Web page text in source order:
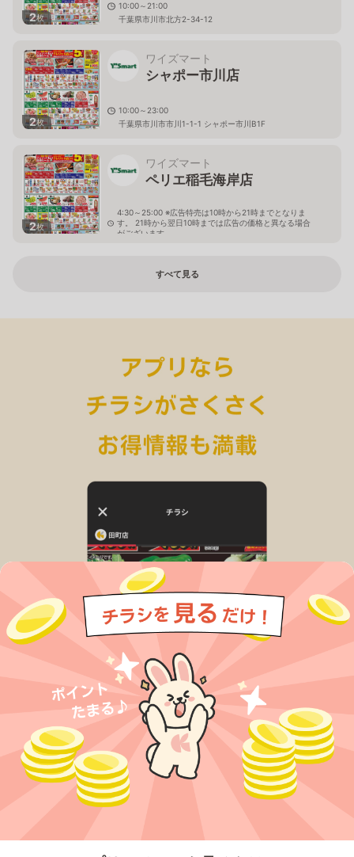
2枚
10:00～21:00
千葉県市川市北方2-34-12
2枚
ワイズマート
シャポー市川店
10:00～23:00
千葉県市川市市川1-1-1 シャポー市川B1F
2枚
ワイズマート
ペリエ稲毛海岸店
4:30～25:00 ※広告特売は10時から21時までとなりま
す。 21時から翌日10時までは広告の価格と異なる場合
がございます。
すべて見る